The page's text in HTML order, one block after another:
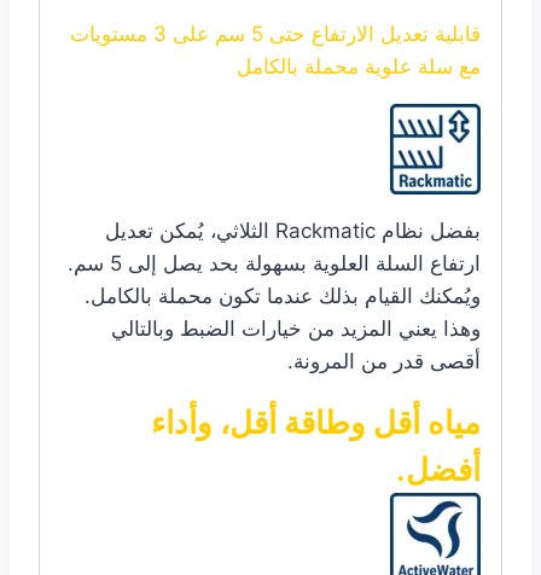
قابلية تعديل الارتفاع حتى 5 سم على 3 مستويات
مع سلة علوية محملة بالكامل
بفضل نظام Rackmatic الثلاثي، يُمكن تعديل
ارتفاع السلة العلوية بسهولة بحد يصل إلى 5 سم.
ويُمكنك القيام بذلك عندما تكون محملة بالكامل.
وهذا يعني المزيد من خيارات الضبط وبالتالي
أقصى قدر من المرونة.
مياه أقل وطاقة أقل، وأداء
أفضل.